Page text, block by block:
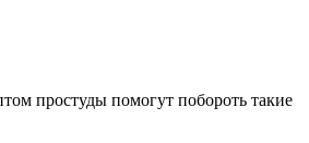
простуды помогут побороть такие